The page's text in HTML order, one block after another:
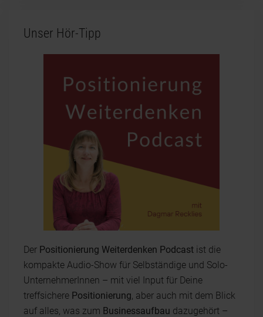
Unser Hör-Tipp
Der Positionierung Weiterdenken Podcast ist die
kompakte Audio-Show für Selbständige und Solo-
UnternehmerInnen – mit viel Input für Deine
treffsichere Positionierung , aber auch mit dem Blick
auf alles, was zum Businessaufbau dazugehört –